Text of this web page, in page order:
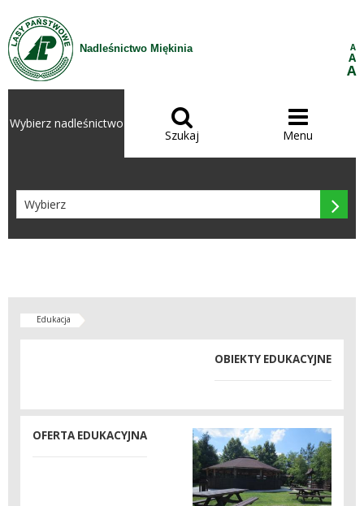
Przejdź do treści
Nadleśnictwo Miękinia A
A
A
Wybierz nadleśnictwo 
Szukaj

Menu

Edukacja
OBIEKTY EDUKACYJNE
OFERTA EDUKACYJNA